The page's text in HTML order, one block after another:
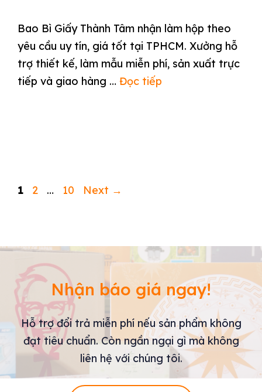
Bao Bì Giấy Thành Tâm nhận làm hộp theo
yêu cầu uy tín, giá tốt tại TPHCM. Xưởng hỗ
trợ thiết kế, làm mẫu miễn phí, sản xuất trực
tiếp và giao hàng … Đọc tiếp
Page
1 Page
2 … Page
10 Next →
Nhận báo giá ngay!
Hỗ trợ đổi trả miễn phí nếu sản phẩm không
đạt tiêu chuẩn. Còn ngần ngại gì mà không
liên hệ với chúng tôi.